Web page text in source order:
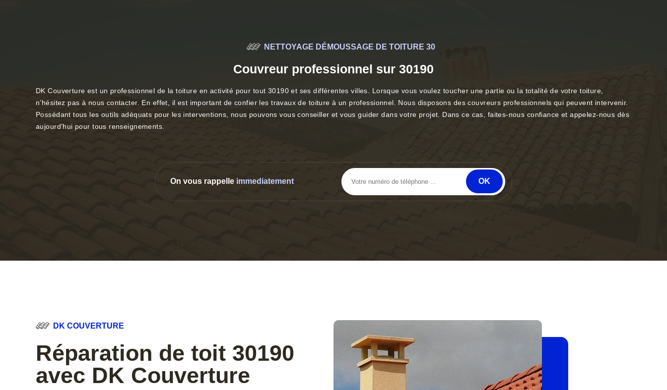
NETTOYAGE DÉMOUSSAGE DE TOITURE 30
Couvreur professionnel sur 30190
DK Couverture est un professionnel de la toiture en activité pour tout 30190 et ses différentes villes. Lorsque vous voulez toucher une partie ou la totalité de votre toiture,
n’hésitez pas à nous contacter. En effet, il est important de confier les travaux de toiture à un professionnel. Nous disposons des couvreurs professionnels qui peuvent intervenir.
Possédant tous les outils adéquats pour les interventions, nous pouvons vous conseiller et vous guider dans votre projet. Dans ce cas, faites-nous confiance et appelez-nous dès
aujourd’hui pour tous renseignements.
On vous rappelle immediatement
DK COUVERTURE
Réparation de toit 30190
avec DK Couverture